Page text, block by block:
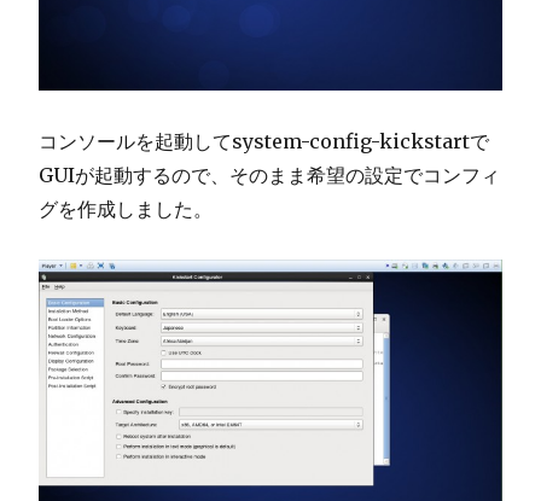
コンソールを起動してsystem-config-kickstartで
GUIが起動するので、そのまま希望の設定でコンフィ
グを作成しました。